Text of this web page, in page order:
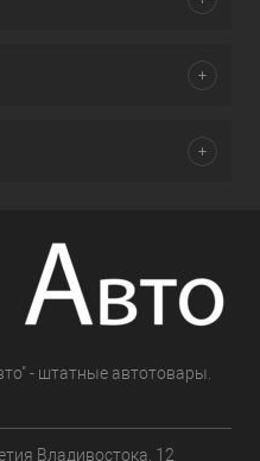
- штатные автотовары.
Владивостока, 12